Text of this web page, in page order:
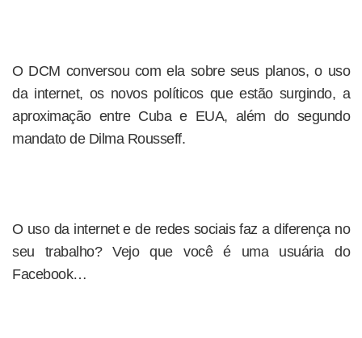
O DCM conversou com ela sobre seus planos, o uso
da internet, os novos políticos que estão surgindo, a
aproximação entre Cuba e EUA, além do segundo
mandato de Dilma Rousseff.
O uso da internet e de redes sociais faz a diferença no
seu trabalho? Vejo que você é uma usuária do
Facebook…